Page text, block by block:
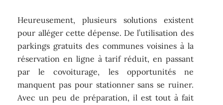
Heureusement, plusieurs solutions existent
pour alléger cette dépense. De l’utilisation des
parkings gratuits des communes voisines à la
réservation en ligne à tarif réduit, en passant
par le covoiturage, les opportunités ne
manquent pas pour stationner sans se ruiner.
Avec un peu de préparation, il est tout à fait